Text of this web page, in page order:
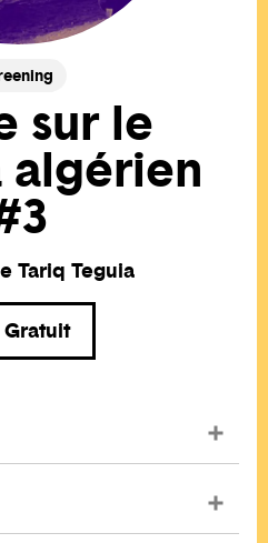
sur le
algérien
Tariq Teguia
Gratuit